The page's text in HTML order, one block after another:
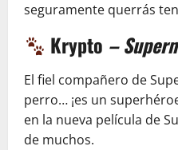
seguramente querrás
Krypto –
El fiel compañero de
perro… ¡es un
en la nueva película de
de muchos.